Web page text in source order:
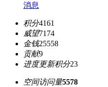
消息
积分4161
威望7174
金钱25558
贡献9
进度更新积分23
空间访问量5578